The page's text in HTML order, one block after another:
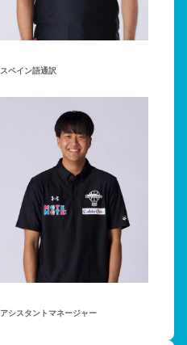
スペイン語通訳
アシスタントマネージャー